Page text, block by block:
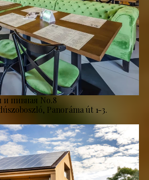
и пивная No.8
Panoráma út 1-3.